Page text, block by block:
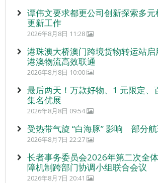
谭伟文要求都更公司创新探索多
更新工作
2026年8月8日 11:28
港珠澳大桥澳门跨境货物转运站启
港澳物流高效联通
2026年8月8日 10:00
最后两天！万款好物、1 元限定、
集名优展
2026年8月8日 09:54
受热带气旋 “白海豚” 影响 部分
2026年8月7日 22:27
长者事务委员会2026年第二次全
障机制跨部门协调小组联合会议
2026年8月7日 20:41